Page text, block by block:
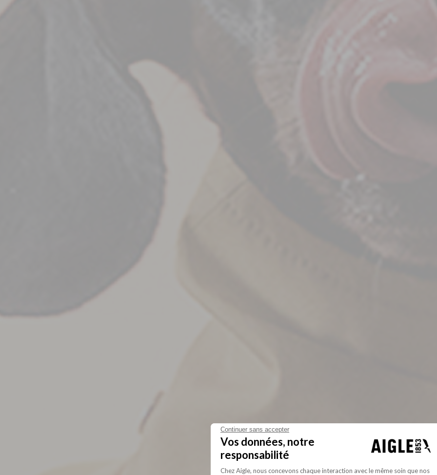
Continuer sans accepter
Vos données, notre
responsabilité
Plateforme de Gestion du Consentement :
Chez Aigle, nous concevons chaque interaction avec le même soin que nos